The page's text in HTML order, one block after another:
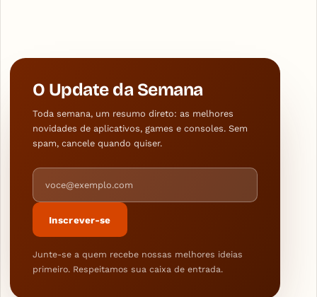
O Update da Semana
Toda semana, um resumo direto: as melhores
novidades de aplicativos, games e consoles. Sem
spam, cancele quando quiser.
Endereço de e-mail
Inscrever-se
Junte-se a quem recebe nossas melhores ideias
primeiro. Respeitamos sua caixa de entrada.